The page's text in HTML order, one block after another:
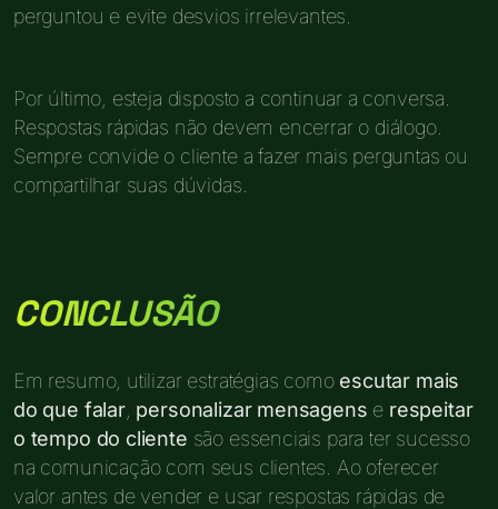
perguntou e evite desvios irrelevantes.
Por último, esteja disposto a continuar a conversa.
Respostas rápidas não devem encerrar o diálogo.
Sempre convide o cliente a fazer mais perguntas ou
compartilhar suas dúvidas.
CONCLUSÃO
Em resumo, utilizar estratégias como escutar mais
do que falar, personalizar mensagens e respeitar
o tempo do cliente são essenciais para ter sucesso
na comunicação com seus clientes. Ao oferecer
valor antes de vender e usar respostas rápidas de